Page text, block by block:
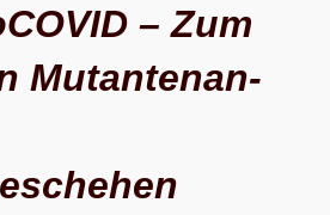
– Zum
Mutan­ten­an­